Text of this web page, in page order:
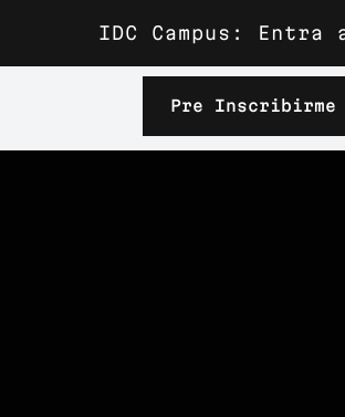
IDC Campus: Entra
Pre Inscribirme